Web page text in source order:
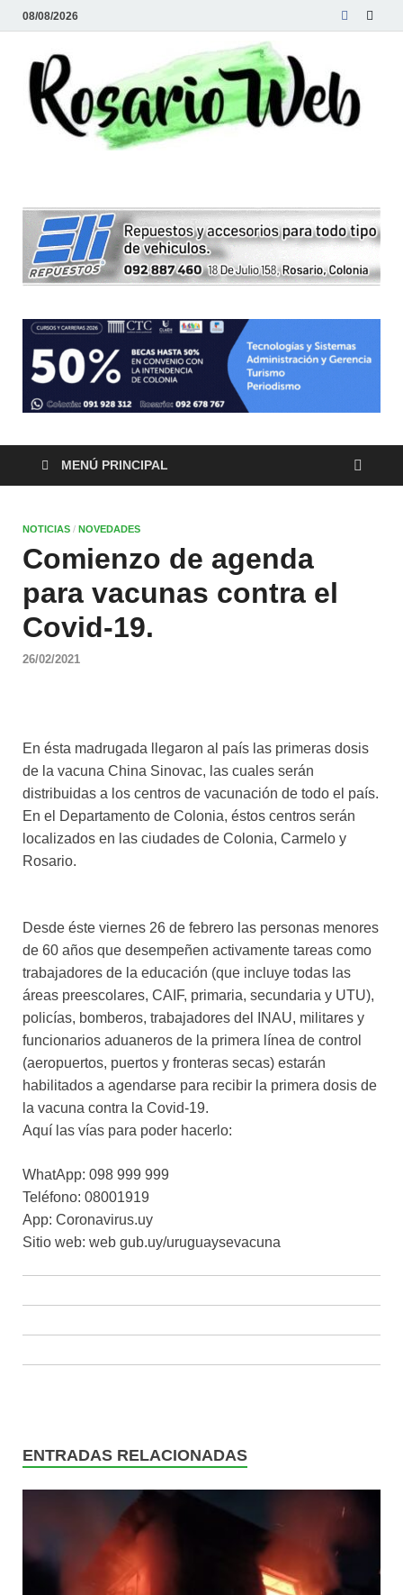
08/08/2026
MENÚ PRINCIPAL
NOTICIAS / NOVEDADES
Comienzo de agenda
para vacunas contra el
Covid-19.
26/02/2021
En ésta madrugada llegaron al país las primeras dosis
de la vacuna China Sinovac, las cuales serán
distribuidas a los centros de vacunación de todo el país.
En el Departamento de Colonia, éstos centros serán
localizados en las ciudades de Colonia, Carmelo y
Rosario.
Desde éste viernes 26 de febrero las personas menores
de 60 años que desempeñen activamente tareas como
trabajadores de la educación (que incluye todas las
áreas preescolares, CAIF, primaria, secundaria y UTU),
policías, bomberos, trabajadores del INAU, militares y
funcionarios aduaneros de la primera línea de control
(aeropuertos, puertos y fronteras secas) estarán
habilitados a agendarse para recibir la primera dosis de
la vacuna contra la Covid-19.
Aquí las vías para poder hacerlo:
WhatApp: 098 999 999
Teléfono: 08001919
App: Coronavirus.uy
Sitio web: web gub.uy/uruguaysevacuna
ENTRADAS RELACIONADAS